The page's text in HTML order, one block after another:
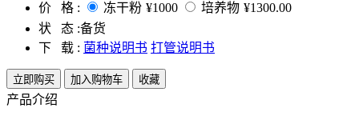
价 格 :
冻干粉 ¥1000 培养物 ¥1300.00
状 态 :备货
下 载 : 菌种说明书 打管说明书
立即购买 加入购物车 收藏
产品介绍